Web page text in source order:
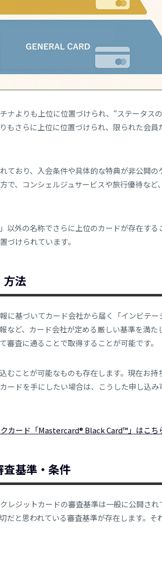
ナよりも上位に位置づけられ、“ステータス
もさらに上位に位置づけられ、限られた会
おり、入会条件や具体的な特典が非公開の
で、コンシェルジュサービスや旅行優待など
以外の名称でさらに上位のカードが存在する
づけられています。
方法
に基づいてカード会社から届く「インビテ
など、カード会社が定める厳しい基準を満た
査に通ることで取得することが可能です。
むことが可能なものも存在します。現在お持
ードを手にしたい場合は、こうした申し込み
カード「Mastercard® Black Card™」はこち
基準・条件
レジットカードの審査基準は一般に公開さ
だと思われている審査基準が存在します。そ